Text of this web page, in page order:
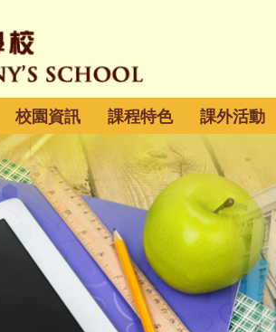
校園資訊 課程特色 課外活動